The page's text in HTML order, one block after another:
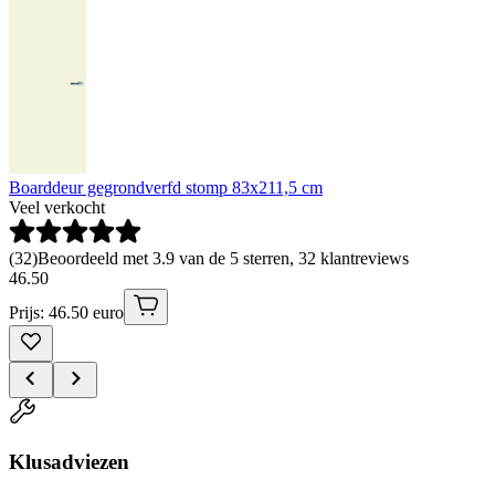
Boarddeur gegrondverfd stomp 83x211,5 cm
Veel verkocht
(32)Beoordeeld met 3.9 van de 5 sterren, 32 klantreviews
46.50
Prijs: 46.50 euro
Klusadviezen